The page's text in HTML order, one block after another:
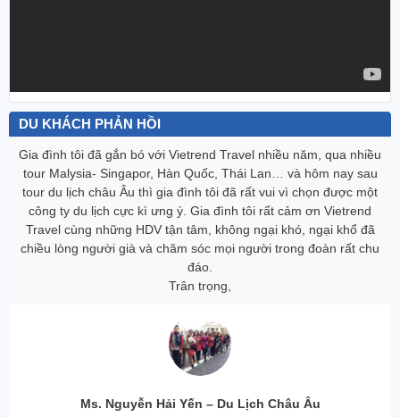
DU KHÁCH PHẢN HỒI
Gia đình tôi đã gắn bó với Vietrend Travel nhiều năm, qua nhiều
tour Malysia- Singapor, Hàn Quốc, Thái Lan… và hôm nay sau
tour du lịch châu Âu thì gia đình tôi đã rất vui vì chọn được một
công ty du lịch cực kì ưng ‎ý. Gia đình tôi rất cảm ơn Vietrend
Travel cùng những HDV tận tâm, không ngại khó, ngại khổ đã
chiều lòng người già và chăm sóc mọi người trong đoàn rất chu
đáo.
Trân trọng,
Ms. Nguyễn Hải Yến – Du Lịch Châu Âu